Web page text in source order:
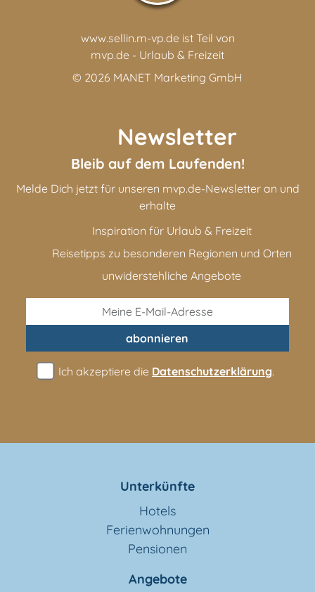
www.sellin.m-vp.de ist Teil von
mvp.de - Urlaub & Freizeit
© 2026 MANET Marketing GmbH
Newsletter
Bleib auf dem Laufenden!
Melde Dich jetzt für unseren mvp.de-Newsletter an und
erhalte
Inspiration für Urlaub & Freizeit
Reisetipps zu besonderen Regionen und Orten
unwiderstehliche Angebote
abonnieren
Ich akzeptiere die Datenschutzerklärung.
Unterkünfte
Hotels
Ferienwohnungen
Pensionen
Angebote